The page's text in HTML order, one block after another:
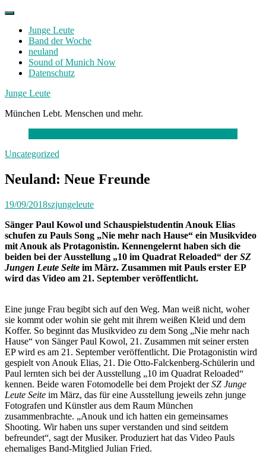
Skip
contentJunge Leute
Band der Woche
neuland
Sound of Munich Now
Datenschutz
Facebook
Twitter
Instagram
Junge Leute
München Lebt. Menschen und mehr.
Uncategorized
Neuland: Neue Freunde
19/09/2018szjungeleute
Sänger Paul Kowol und Schauspielstudentin Anouk Elias
schufen zu Pauls Song „Nie mehr nach Hause“ ein Musikvideo
mit Anouk als Protagonistin. Kennengelernt haben sich die
beiden bei der Ausstellung „10 im Quadrat Reloaded“ der SZ
Jungen Leute Seite im März. Zusammen mit Pauls erster EP
wird das Video am 21. September veröffentlicht.
Eine junge Frau begibt sich auf den Weg. Man weiß nicht, woher
sie kommt oder wohin sie geht mit ihrem weißen Kleid und dem
Koffer. So beginnt das Musikvideo zu dem Song „Nie mehr nach
Hause“ von Sänger Paul Kowol, 21. Zusammen mit seiner ersten
EP wird es am 21. September veröffentlicht. Die Protagonistin wird
gespielt von Anouk Elias, 21. Die Otto-Falckenberg-Schülerin und
Paul lernten sich bei der Ausstellung „10 im Quadrat Reloaded“
kennen. Beide waren Fotomodelle bei dem Projekt derSZ Junge
Leute Seite im März, das für eine Ausstellung jeweils zehn junge
Fotografen und Künstler aus dem Raum München
zusammenbrachte. „Anouk und ich hatten ein gemeinsames
Shooting. Wir haben uns super verstanden und sind seitdem
befreundet“, sagt der Musiker. Produziert hat das Video Pauls
ehemaliges Band-Mitglied Julian Fried.